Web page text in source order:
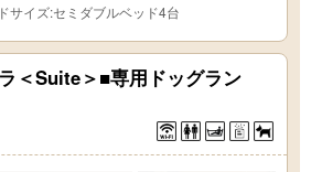
サイズ:セミダブルベッド4台
＜Suite＞■専用ドッグラン